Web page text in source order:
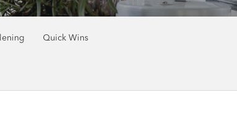
Quick Wins